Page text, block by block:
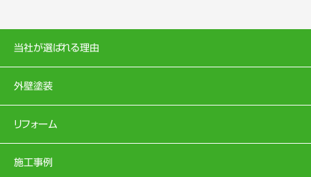
当社が選ばれる理由
外壁塗装
リフォーム
施工事例